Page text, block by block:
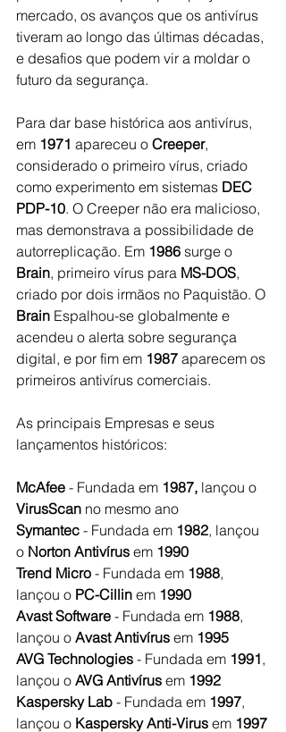
mercado, os avanços que os antivírus
tiveram ao longo das últimas décadas,
e desafios que podem vir a moldar o
futuro da segurança.
Para dar base histórica aos antivírus,
em 1971 apareceu o Creeper,
considerado o primeiro vírus, criado
como experimento em sistemas DEC
PDP-10. O Creeper não era malicioso,
mas demonstrava a possibilidade de
autorreplicação. Em 1986 surge o
Brain, primeiro vírus para MS-DOS,
criado por dois irmãos no Paquistão. O
Brain Espalhou-se globalmente e
acendeu o alerta sobre segurança
digital, e por fim em 1987 aparecem os
primeiros antivírus comerciais.
As principais Empresas e seus
lançamentos históricos:
McAfee - Fundada em 1987, lançou o
VirusScan no mesmo ano
Symantec - Fundada em 1982, lançou
o Norton Antivírus em 1990
Trend Micro - Fundada em 1988,
lançou o PC-Cillin em 1990
Avast Software - Fundada em 1988,
lançou o Avast Antivírus em 1995
AVG Technologies - Fundada em 1991,
lançou o AVG Antivírus em 1992
Kaspersky Lab - Fundada em 1997,
lançou o Kaspersky Anti-Virus em 1997